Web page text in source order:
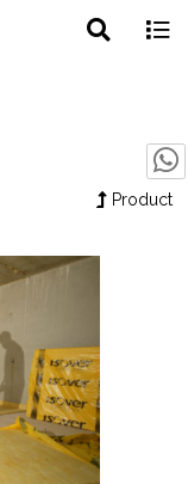
Product